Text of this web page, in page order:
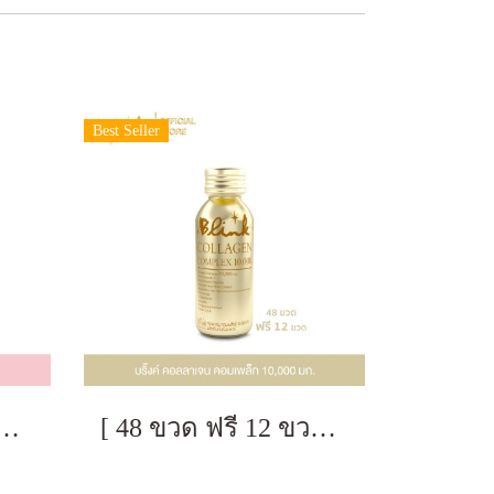
กลูต้า แม็กซ์ ขนาด 50 มล.
Best Seller
[ 48 ขวด ฟรี 12 ขวด ] บริ๊งค์ คอลลาเจน คอมเพล็กซ์ 10,000 มก. ขนาด 100 มล.